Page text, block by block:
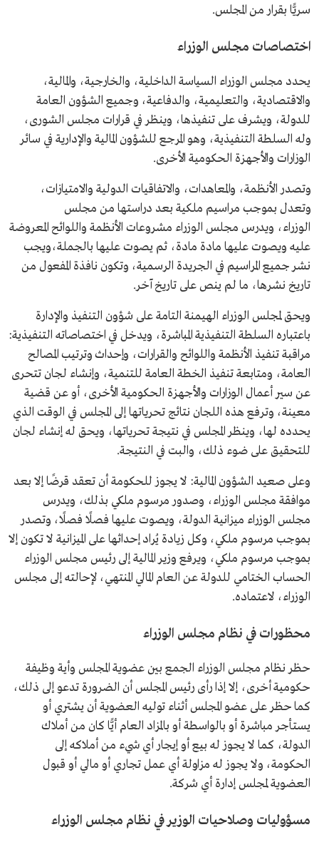
سريًّا بقرار من المجلس.
اختصاصات مجلس الوزراء
يحدد مجلس الوزراء السياسة الداخلية، والخارجية، والمالية،
والاقتصادية، والتعليمية، والدفاعية، وجميع الشؤون العامة
للدولة، ويشرف على تنفيذها، وينظر في قرارات مجلس الشورى،
وله السلطة التنفيذية، وهو المرجع للشؤون المالية والإدارية في سائر
الوزارات والأجهزة الحكومية الأخرى.
وتصدر الأنظمة، والمعاهدات، والاتفاقيات الدولية والامتيازات،
وتعدل بموجب مراسيم ملكية بعد دراستها من مجلس
الوزراء، ويدرس مجلس الوزراء مشروعات الأنظمة واللوائح المعروضة
عليه ويصوت عليها مادة مادة، ثم يصوت عليها بالجملة،ويجب
نشر جميع المراسيم في الجريدة الرسمية، وتكون نافذة المفعول من
تاريخ نشرها، ما لم ينص على تاريخ آخر.
ويحق لمجلس الوزراء الهيمنة التامة على شؤون التنفيذ والإدارة
باعتباره السلطة التنفيذية المباشرة، ويدخل في اختصاصاته التنفيذية:
مراقبة تنفيذ الأنظمة واللوائح والقرارات، وإحداث وترتيب المصالح
العامة، ومتابعة تنفيذ الخطة العامة للتنمية، وإنشاء لجان تتحرى
عن سير أعمال الوزارات والأجهزة الحكومية الأخرى، أو عن قضية
معينة، وترفع هذه اللجان نتائج تحرياتها إلى المجلس في الوقت الذي
يحدده لها، وينظر المجلس في نتيجة تحرياتها، ويحق له إنشاء لجان
للتحقيق على ضوء ذلك، والبت في النتيجة.
وعلى صعيد الشؤون المالية: لا يجوز للحكومة أن تعقد قرضًا إلا بعد
موافقة مجلس الوزراء، وصدور مرسوم ملكي بذلك، ويدرس
مجلس الوزراء ميزانية الدولة، ويصوت عليها فصلًا فصلًا، وتصدر
بموجب مرسوم ملكي، وكل زيادة يُراد إحداثها على الميزانية لا تكون إلا
بموجب مرسوم ملكي، ويرفع وزير المالية إلى رئيس مجلس الوزراء
الحساب الختامي للدولة عن العام المالي المنتهي، لإحالته إلى مجلس
الوزراء، لاعتماده.
محظورات في نظام مجلس الوزراء
حظر نظام مجلس الوزراء الجمع بين عضوية المجلس وأية وظيفة
حكومية أخرى، إلا إذا رأى رئيس المجلس أن الضرورة تدعو إلى ذلك،
كما حظر على عضو المجلس أثناء توليه العضوية أن يشتري أو
يستأجر مباشرة أو بالواسطة أو بالمزاد العام أيًّا كان من أملاك
الدولة، كما لا يجوز له بيع أو إيجار أي شيء من أملاكه إلى
الحكومة، ولا يجوز له مزاولة أي عمل تجاري أو مالي أو قبول
العضوية لمجلس إدارة أي شركة.
مسؤوليات وصلاحيات الوزير في نظام مجلس الوزراء